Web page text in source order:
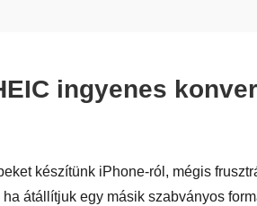
ingyenes
készítünk iPhone-ról, mégis
átállítjuk egy másik szabványos